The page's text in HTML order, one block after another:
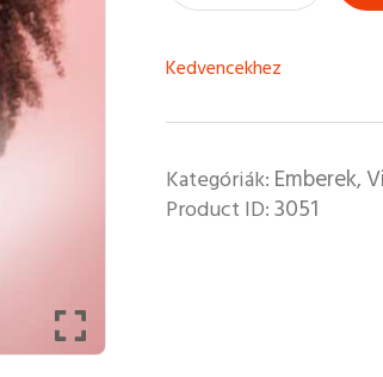
Kedvencekhez
Kategóriák: Emberek,
Product ID:3051